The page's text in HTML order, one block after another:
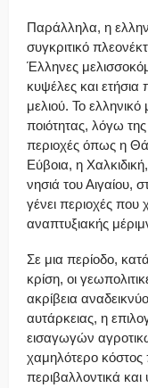
Παράλληλα, η
συγκριτικό
Έλληνες
κυψέλες και
μελιού. Το
ποιότητας, λόγω
περιοχές όπως η
Εύβοια, η
νησιά του Αιγαίου,
γένει περιοχές που
αναπτυξιακής
Σε μια περίοδο,
κρίση, οι
ακρίβεια
αυτάρκειας, η
εισαγωγών
χαμηλότερο
περιβαλλοντικά